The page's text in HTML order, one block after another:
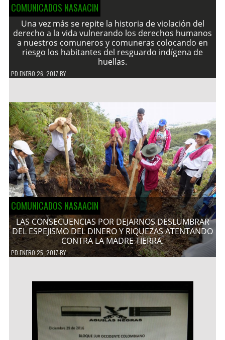
COMUNICADOS NASAACIN
Una vez más se repite la historia de violación del
derecho a la vida vulnerando los derechos humanos
a nuestros comuneros y comuneras colocando en
riesgo los habitantes del resguardo indígena de
huellas.
PD ENERO 26, 2017 BY
COMUNICADOS NASAACIN
LAS CONSECUENCIAS POR DEJARNOS DESLUMBRAR
DEL ESPEJISMO DEL DINERO Y RIQUEZAS ATENTANDO
CONTRA LA MADRE TIERRA.
PDENERO 25, 2017BY